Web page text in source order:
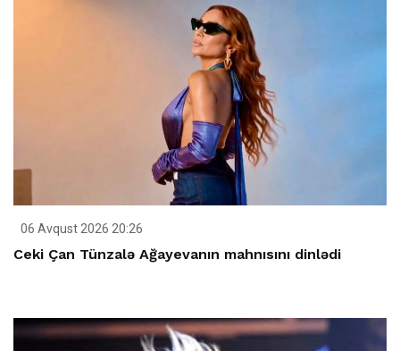
06 Avqust 2026 20:26
Ceki Çan Tünzalə Ağayevanın mahnısını dinlədi